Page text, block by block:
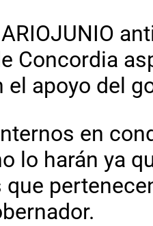
Concordia
el apoyo del
en
lo harán ya